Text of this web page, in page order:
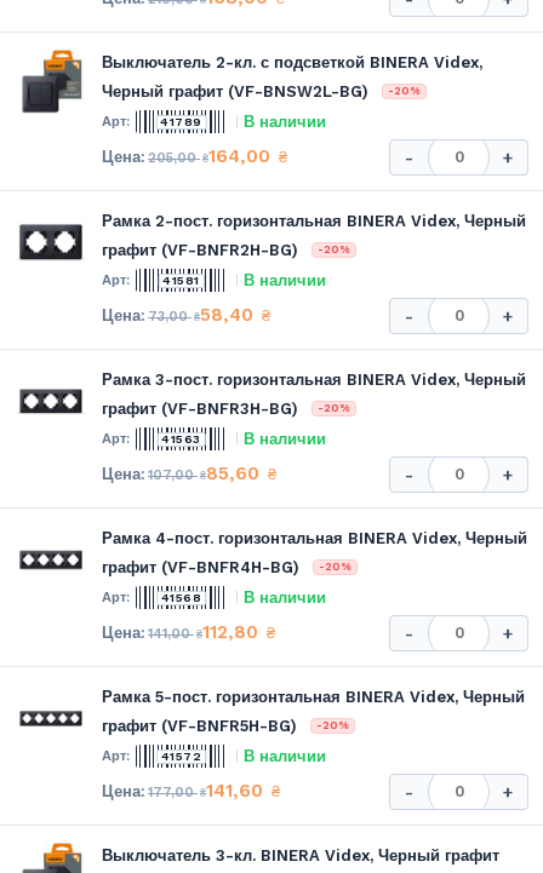
Выключатель 2-кл. с подсветкой BINERA Videx,
Черный графит (VF-BNSW2L-BG)
-20%
41789 В наличии
205,00₴164,00 ₴ - +
Рамка 2-пост. горизонтальная BINERA Videx, Черный
графит (VF-BNFR2H-BG)
-20%
41581 В наличии
73,00₴58,40 ₴ - +
Рамка 3-пост. горизонтальная BINERA Videx, Черный
графит (VF-BNFR3H-BG)
-20%
41563 В наличии
107,00₴85,60 ₴ - +
Рамка 4-пост. горизонтальная BINERA Videx, Черный
графит (VF-BNFR4H-BG)
-20%
41568 В наличии
141,00₴112,80 ₴ - +
Рамка 5-пост. горизонтальная BINERA Videx, Черный
графит (VF-BNFR5H-BG)
-20%
41572 В наличии
177,00₴141,60 ₴ - +
Выключатель 3-кл. BINERA Videx, Черный графит